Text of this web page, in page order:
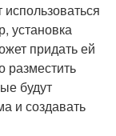
установка
придать ей
будут
и создавать